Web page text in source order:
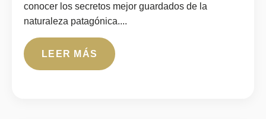
conocer los secretos mejor guardados de la
naturaleza patagónica....
LEER MÁS